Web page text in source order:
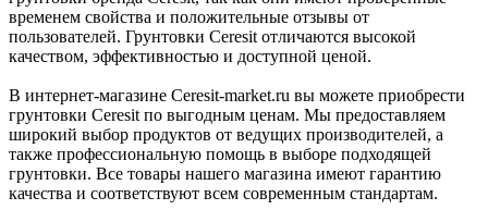
временем свойства и положительные отзывы от
пользователей. Грунтовки Ceresit отличаются высокой
качеством, эффективностью и доступной ценой.
В интернет-магазине Ceresit-market.ru вы можете приобрести
грунтовки Ceresit по выгодным ценам. Мы предоставляем
широкий выбор продуктов от ведущих производителей, а
также профессиональную помощь в выборе подходящей
грунтовки. Все товары нашего магазина имеют гарантию
качества и соответствуют всем современным стандартам.